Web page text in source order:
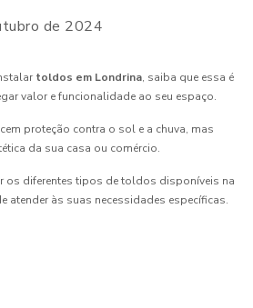
de 2024
toldos em Londrina, saiba que essa é
valor e funcionalidade ao seu espaço.
proteção contra o sol e a chuva, mas
da sua casa ou comércio.
os diferentes tipos de toldos disponíveis na
atender às suas necessidades específicas.